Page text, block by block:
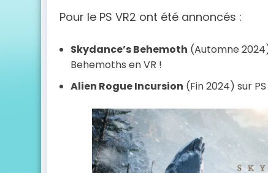
Pour le PS VR2 ont été annoncés :
Skydance’s Behemoth (Automne
Behemoths en VR !
Alien Rogue Incursion (Fin 2024) sur